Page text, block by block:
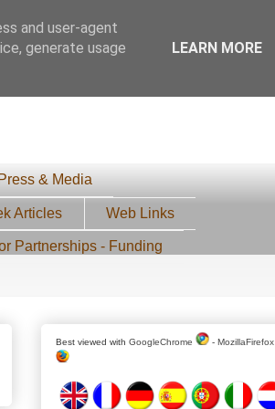
Press & Media
Articles Web Links
Partnerships - Funding
Best viewed with GoogleChrome - MozillaFirefox
and user-agent
generate usage
LEARN MORE